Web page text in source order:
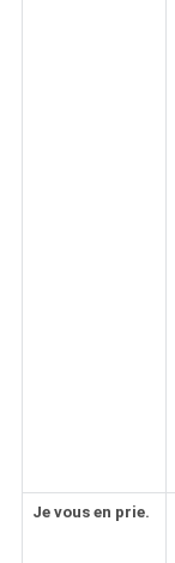
Je vous en prie.